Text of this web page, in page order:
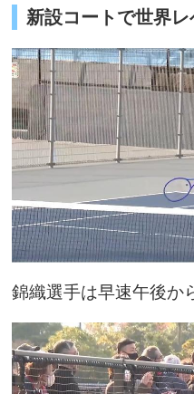
新設コートで世界
錦織選手は早速午後か